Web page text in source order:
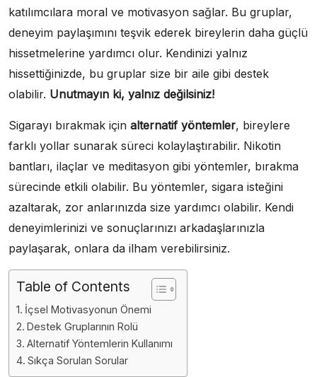
katılımcılara moral ve motivasyon sağlar. Bu gruplar,
deneyim paylaşımını teşvik ederek bireylerin daha güçlü
hissetmelerine yardımcı olur. Kendinizi yalnız
hissettiğinizde, bu gruplar size bir aile gibi destek
olabilir. Unutmayın ki, yalnız değilsiniz!
Sigarayı bırakmak için alternatif yöntemler, bireylere
farklı yollar sunarak süreci kolaylaştırabilir. Nikotin
bantları, ilaçlar ve meditasyon gibi yöntemler, bırakma
sürecinde etkili olabilir. Bu yöntemler, sigara isteğini
azaltarak, zor anlarınızda size yardımcı olabilir. Kendi
deneyimlerinizi ve sonuçlarınızı arkadaşlarınızla
paylaşarak, onlara da ilham verebilirsiniz.
Table of Contents
İçsel Motivasyonun Önemi
Destek Gruplarının Rolü
Alternatif Yöntemlerin Kullanımı
Sıkça Sorulan Sorular